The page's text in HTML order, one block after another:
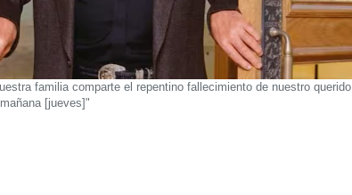
familia comparte el repentino fallecimiento de nuestro querido
[jueves]"